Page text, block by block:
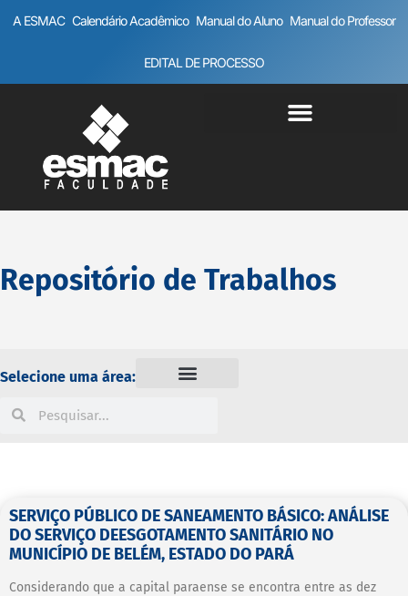
A ESMAC Calendário Acadêmico Manual do Aluno Manual do Professor
EDITAL DE PROCESSO
Repositório de Trabalhos
Selecione uma área:
SERVIÇO PÚBLICO DE SANEAMENTO BÁSICO: ANÁLISE
DO SERVIÇO DEESGOTAMENTO SANITÁRIO NO
MUNICÍPIO DE BELÉM, ESTADO DO PARÁ
Considerando que a capital paraense se encontra entre as dez